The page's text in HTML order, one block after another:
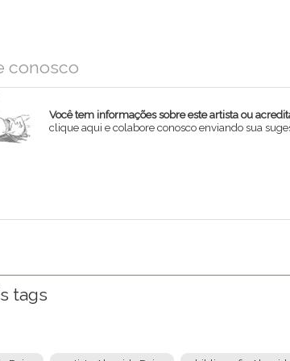
conosco
Você tem informações sobre este artista ou
clique aqui e colabore conosco enviando sua
tags